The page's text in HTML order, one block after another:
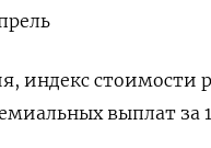
индекс стоимости
выплат за